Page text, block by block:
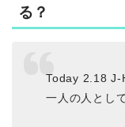
る？
Today 2.18 J-
一人の人とし